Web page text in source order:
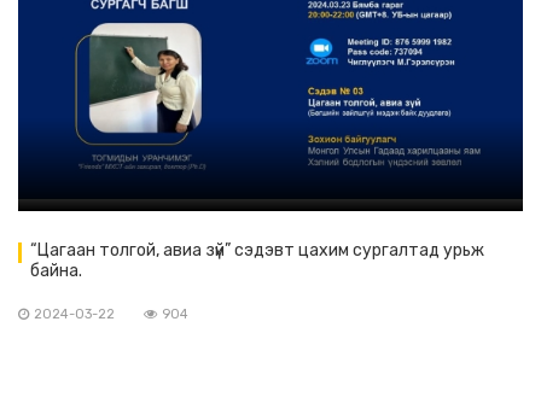
“Цагаан толгой, авиа зүй” сэдэвт цахим сургалтад урьж
байна.
2024-03-22 904